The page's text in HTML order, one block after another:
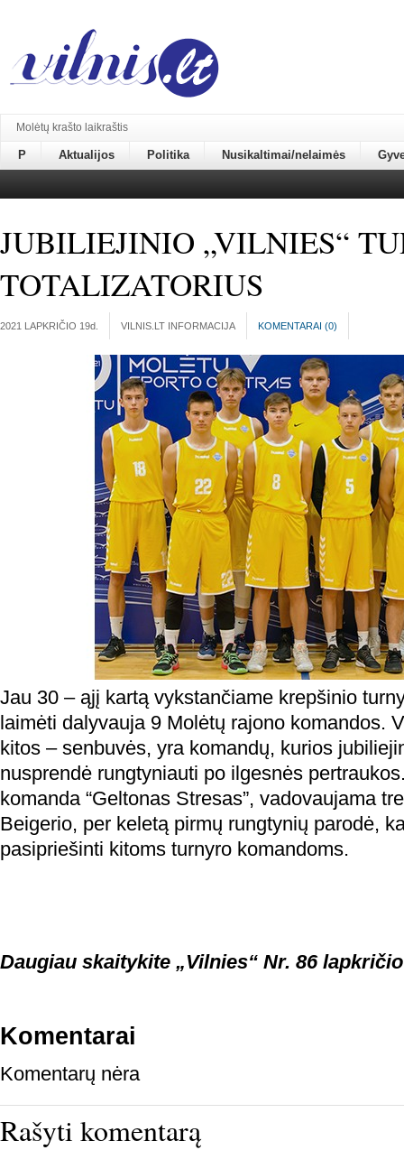
Molėtų krašto laikraštis
P Aktualijos Politika Nusikaltimai/nelaimės
JUBILIEJINIO „VILNIES“
TOTALIZATORIUS
2021 LAPKRIČIO 19d. VILNIS.LT INFORMACIJA KOMENTARAI (0)
Jau 30 – ąjį kartą vykstančiame krepšinio
laimėti dalyvauja 9 Molėtų rajono komandos.
kitos – senbuvės, yra komandų, kurios
nusprendė rungtyniauti po ilgesnės
komanda “Geltonas Stresas”, vadovaujama
Beigerio, per keletą pirmų rungtynių parodė,
pasipriešinti kitoms turnyro komandoms.
Daugiau skaitykite „Vilnies“ Nr. 86
Komentarai
Komentarų nėra
Rašyti komentarą